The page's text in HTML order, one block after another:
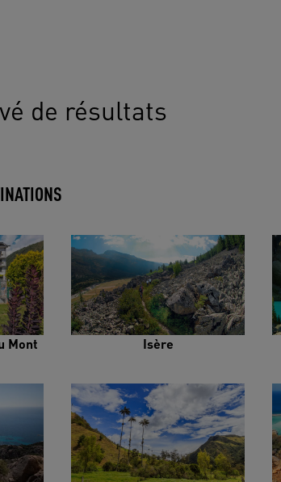
de résultats
Mont
Isère